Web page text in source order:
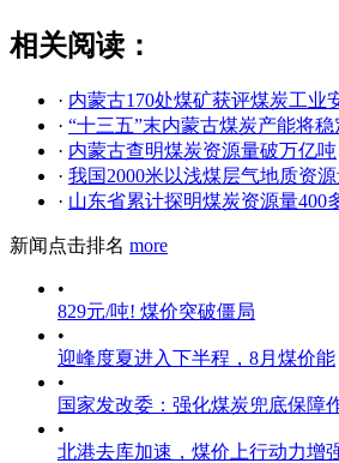
相关阅读：
· 内蒙古170处煤矿获评煤炭工业
· “十三五”末内蒙古煤炭产能将
· 内蒙古查明煤炭资源量破万亿吨
· 我国2000米以浅煤层气地质资
· 山东省累计探明煤炭资源量400
新闻点击排名 more
•
829元/吨! 煤价突破僵局
•
迎峰度夏进入下半程，8月煤价能
•
国家发改委：强化煤炭兜底保障
•
北港去库加速，煤价上行动力增